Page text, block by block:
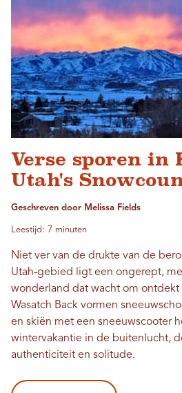
Verse sporen in
Utah's
Geschreven door Melissa Fields
Leestijd: 7 minuten
Niet ver van de drukte van de
Utah-gebied ligt een ongerept,
wonderland dat wacht om
Wasatch Back vormen
en skiën met een sneeuwscooter
wintervakantie in de buitenlucht,
authenticiteit en solitude.